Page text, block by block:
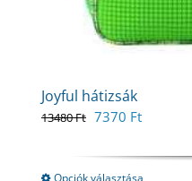
Joyful hátizsák
13480Ft Original
was:
13480 Ft.
7370 FtCurrent
is:
7370 Ft.